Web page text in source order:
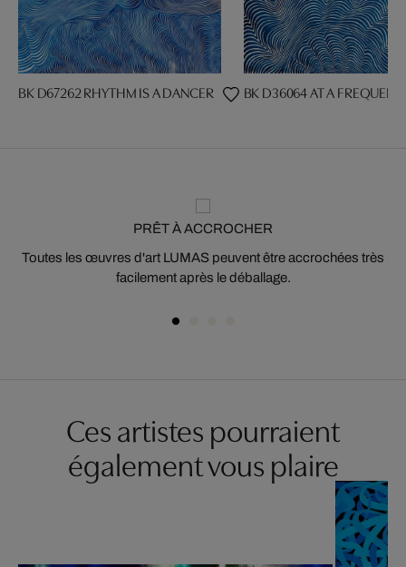
BK D67262 RHYTHM IS A DANCER BK D36064 AT A
PRÊT À ACCROCHER
Toutes les œuvres d'art LUMAS peuvent être accrochées très
facilement après le déballage.
Ces artistes pourraient
également vous plaire